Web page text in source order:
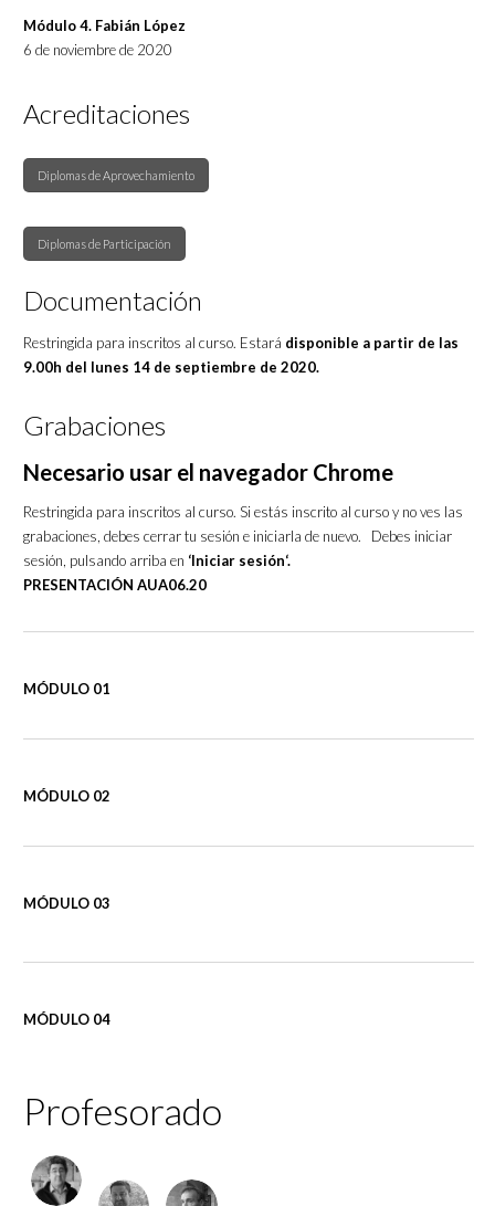
Módulo 4. Fabián López
6 de noviembre de 2020
Acreditaciones
Diplomas de Aprovechamiento
Diplomas de Participación
Documentación
Restringida para inscritos al curso. Estará disponible a partir de las
9.00h del lunes 14 de septiembre de 2020.
Grabaciones
Necesario usar el navegador Chrome
Restringida para inscritos al curso. Si estás inscrito al curso y no ves las
grabaciones, debes cerrar tu sesión e iniciarla de nuevo. Debes iniciar
sesión, pulsando arriba en ‘Iniciar sesión‘.
PRESENTACIÓN AUA06.20
MÓDULO 01
MÓDULO 02
MÓDULO 03
MÓDULO 04
Profesorado